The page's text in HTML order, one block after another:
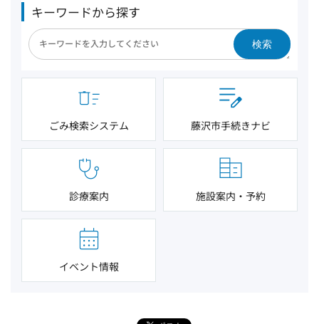
キーワードから探す
検索
ごみ検索システム 藤沢市手続きナビ
診療案内 施設案内・予約
イベント情報